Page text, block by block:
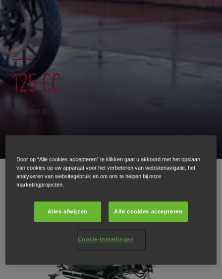
125 CC
Welkom bij puur rijplezier.
AANBOD 125CC
Door op “Alle cookies accepteren” te klikken gaat u akkoord met het opslaan
van cookies op uw apparaat voor het verbeteren van websitenavigatie, het
analyseren van websitegebruik en om ons te helpen bij onze
marketingprojecten.
Alles afwijzen Alle cookies accepteren
Cookie-instellingen